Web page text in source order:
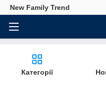
New Family Trend
Категорії